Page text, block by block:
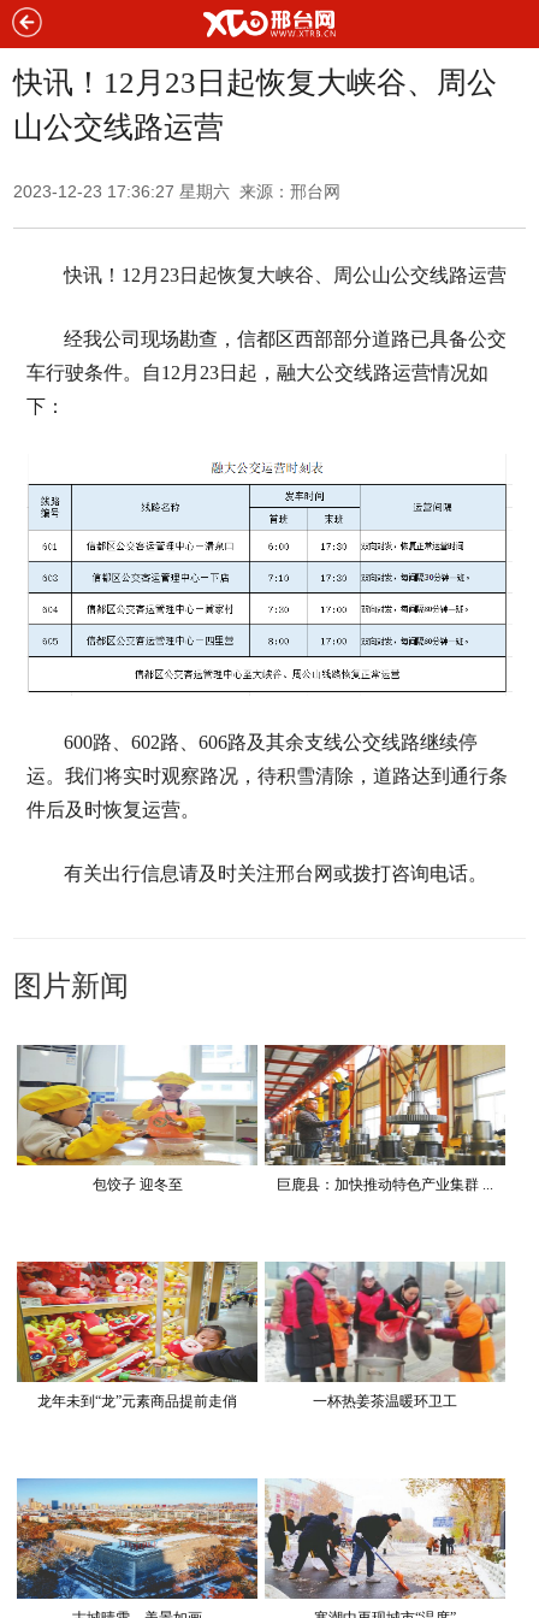
快讯！12月23日起恢复大峡谷、周公
山公交线路运营
2023-12-23 17:36:27 星期六 来源：邢台网
快讯！12月23日起恢复大峡谷、周公山公交线路运营
经我公司现场勘查，信都区西部部分道路已具备公交
车行驶条件。自12月23日起，融大公交线路运营情况如
下：
600路、602路、606路及其余支线公交线路继续停
运。我们将实时观察路况，待积雪清除，道路达到通行条
件后及时恢复运营。
有关出行信息请及时关注邢台网或拨打咨询电话。
图片新闻
包饺子 迎冬至 巨鹿县：加快推动特色产业集群 ...
龙年未到“龙”元素商品提前走俏 一杯热姜茶温暖环卫工